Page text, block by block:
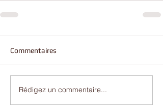
Commentaires
Rédigez un commentaire...